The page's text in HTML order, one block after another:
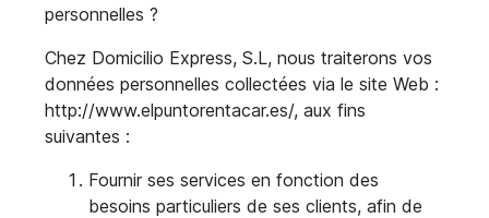
personnelles ?
Chez Domicilio Express, S.L, nous traiterons vos
données personnelles collectées via le site Web :
http://www.elpuntorentacar.es/, aux fins
suivantes :
Fournir ses services en fonction des
besoins particuliers de ses clients, afin de